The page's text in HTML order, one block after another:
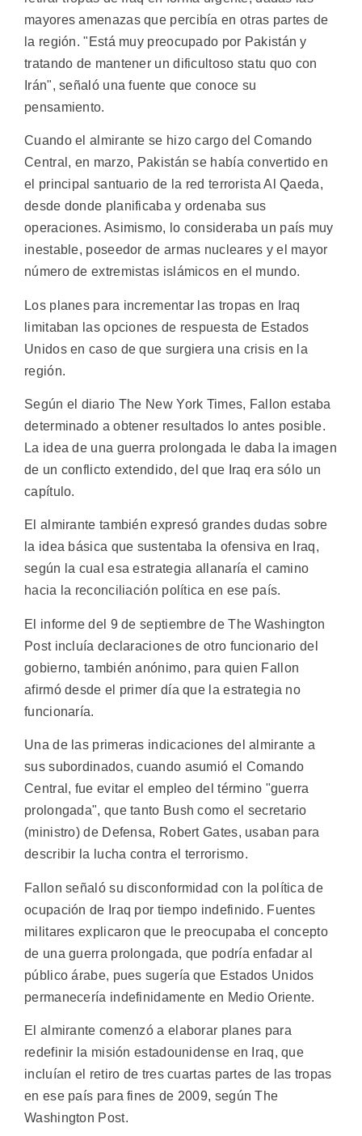
mayores amenazas que percibía en otras partes de
la región. "Está muy preocupado por Pakistán y
tratando de mantener un dificultoso statu quo con
Irán", señaló una fuente que conoce su
pensamiento.
Cuando el almirante se hizo cargo del Comando
Central, en marzo, Pakistán se había convertido en
el principal santuario de la red terrorista Al Qaeda,
desde donde planificaba y ordenaba sus
operaciones. Asimismo, lo consideraba un país muy
inestable, poseedor de armas nucleares y el mayor
número de extremistas islámicos en el mundo.
Los planes para incrementar las tropas en Iraq
limitaban las opciones de respuesta de Estados
Unidos en caso de que surgiera una crisis en la
región.
Según el diario The New York Times, Fallon estaba
determinado a obtener resultados lo antes posible.
La idea de una guerra prolongada le daba la imagen
de un conflicto extendido, del que Iraq era sólo un
capítulo.
El almirante también expresó grandes dudas sobre
la idea básica que sustentaba la ofensiva en Iraq,
según la cual esa estrategia allanaría el camino
hacia la reconciliación política en ese país.
El informe del 9 de septiembre de The Washington
Post incluía declaraciones de otro funcionario del
gobierno, también anónimo, para quien Fallon
afirmó desde el primer día que la estrategia no
funcionaría.
Una de las primeras indicaciones del almirante a
sus subordinados, cuando asumió el Comando
Central, fue evitar el empleo del término "guerra
prolongada", que tanto Bush como el secretario
(ministro) de Defensa, Robert Gates, usaban para
describir la lucha contra el terrorismo.
Fallon señaló su disconformidad con la política de
ocupación de Iraq por tiempo indefinido. Fuentes
militares explicaron que le preocupaba el concepto
de una guerra prolongada, que podría enfadar al
público árabe, pues sugería que Estados Unidos
permanecería indefinidamente en Medio Oriente.
El almirante comenzó a elaborar planes para
redefinir la misión estadounidense en Iraq, que
incluían el retiro de tres cuartas partes de las tropas
en ese país para fines de 2009, según The
Washington Post.